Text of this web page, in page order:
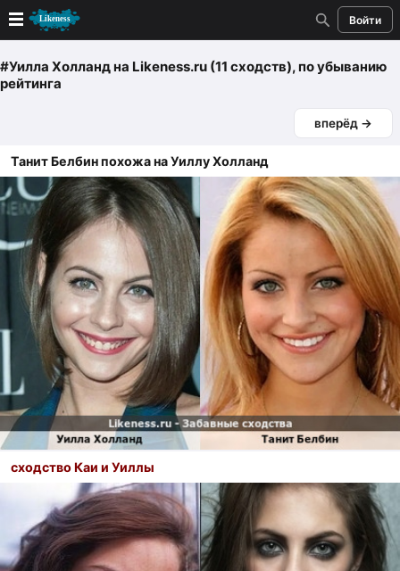
Войти
Новые
Голосование
Кандидаты
Случайное сходство 👍
Создать сходство
Для публикации необходима авторизация
Поиск
#Уилла Холландна Likeness.ru (11 сходств), по убыванию
рейтинга
вперёд →
Танит Белбин похожа на Уиллу Холланд
сходство Каи и Уиллы